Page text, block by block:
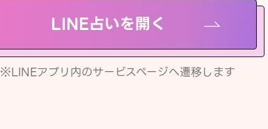
LINE占いを開く
※LINEアプリ内のサービスページへ遷移します